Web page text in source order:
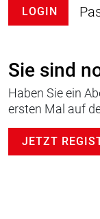
LOGIN
Sie sind
Haben Sie ein
ersten Mal auf
JETZT